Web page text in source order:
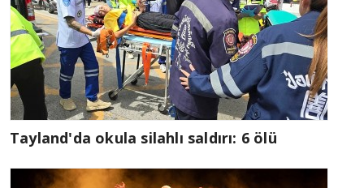
Tayland'da okula silahlı saldırı: 6 ölü